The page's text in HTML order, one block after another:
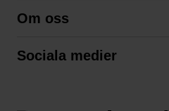
Köpvillkor
Om oss
Sociala medier